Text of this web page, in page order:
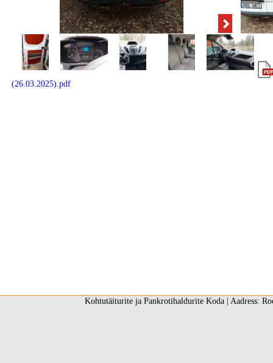
(26.03.2025).pdf
Kohtutäiturite ja Pankrotihaldurite Koda | Aadress: